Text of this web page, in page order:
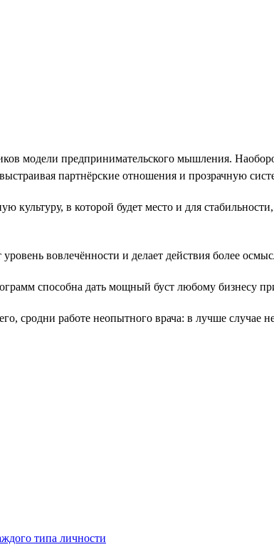
модели предпринимательского мышления.
партнёрские отношения и прозрачную
культуру, в которой будет место и для
вовлечённости и делает действия более
способна дать мощный буст любому бизнесу
сродни работе неопытного врача: в лучше